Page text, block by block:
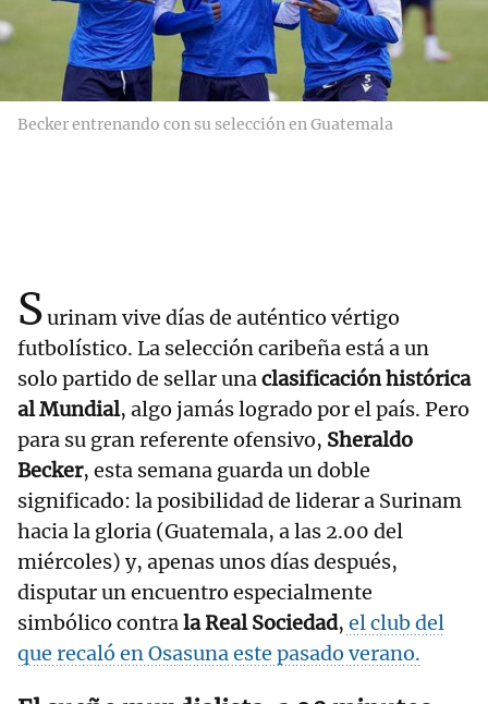
Becker entrenando con su selección en Guatemala
Surinam vive días de auténtico vértigo
futbolístico. La selección caribeña está a un
solo partido de sellar unaclasificación histórica
al Mundial, algo jamás logrado por el país. Pero
para su gran referente ofensivo, Sheraldo
Becker, esta semana guarda un doble
significado: la posibilidad de liderar a Surinam
hacia la gloria (Guatemala, a las 2.00 del
miércoles) y, apenas unos días después,
disputar un encuentro especialmente
simbólico contrala Real Sociedad, el club del
que recaló en Osasuna este pasado verano.